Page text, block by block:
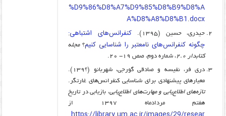
%D9%86%D8%A7%D9%85%D8%B9%D8%A
A%D8%A8%D8%B1.docx
حیدری، حسین (۱۳۹۵).
کنفرانس‌های اشتباهی:
چگونه کنفرانس‌های نامعتبر را شناسایی کنیم؟مجله
کتابدار ۲.۰
، شماره دوم، صص ۱۹- ۲۰.
دری فر، نفیسه و صادقی گورجی، شهربانو (؟۱۳۹).
معیارهای پیشنهادی برای شناسایی کنفرانس‌های غارتگر.
تازه‌های اطلاع‌یابی و مهارت‌های اطلاع‌یابی، بازیابی در تاریخ
هفتم مردادماه ۱۳۹۷ از